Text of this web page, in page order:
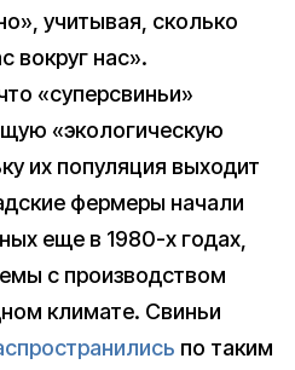
учитывая, сколько
вокруг нас».
«суперсвиньи»
«экологическую
их популяция выходит
фермеры начали
еще в 1980-х годах,
с производством
климате. Свиньи
по таким